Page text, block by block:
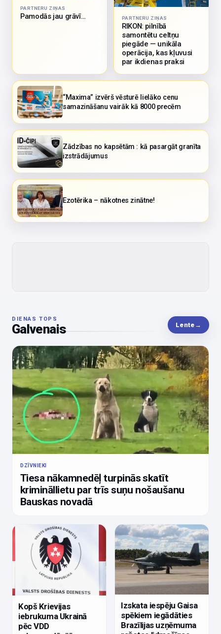
PARTNERU ZIŅAS
Pamodās jau grāvī… PARTNERU ZIŅAS
RIKON: pilnībā
samontētu celtņu
piegāde — unikāla
operācija, kas kļuvusi
par ikdienas praksi
“Maxima” izvērš vēsturē lielāko cenu
samazināšanu vairāk kā 8000 precēm
Zādzības no kapsētām : kā pasargāt granīta
izstrādājumus
Ezotērika – nākotnes zinātne!
DIENAS TOPS
Galvenais Lente →
DZĪVNIEKI
Tiesa nākamnedēļ turpinās skatīt
krimināllietu par trīs suņu nošaušanu
Bauskas novadā
Kopš Krievijas
iebrukuma Ukrainā
pēc VDD
Izskata iespēju Gaisa
spēkiem iegādāties
Brazīlijas uzņēmuma